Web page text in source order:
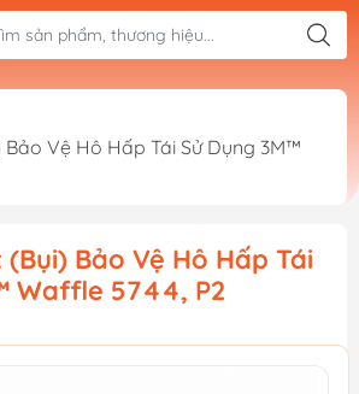
Vệ Hô Hấp Tái Sử Dụng 3M™
Bảo Vệ Hô Hấp Tái
Waffle 5744, P2